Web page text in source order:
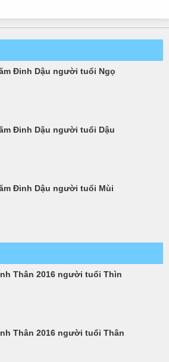
Đinh Dậu người tuổi Ngọ
Đinh Dậu người tuổi Dậu
Đinh Dậu người tuổi Mùi
Thân 2016 người tuổi Thìn
Thân 2016 người tuổi Thân